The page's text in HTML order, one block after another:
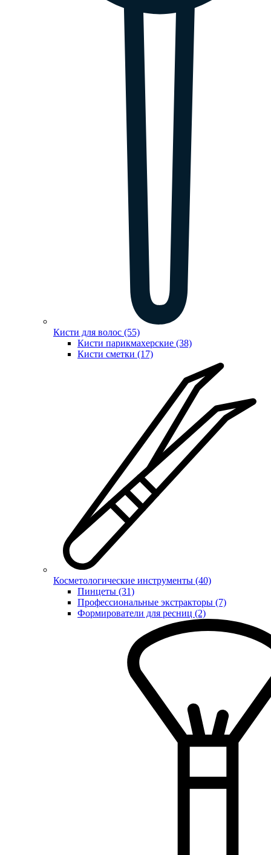
Кисти для волос (55)
Кисти парикмахерские (38)
Кисти сметки (17)
Косметологические инструменты (40)
Пинцеты (31)
Профессиональные экстракторы (7)
Формирователи для ресниц (2)